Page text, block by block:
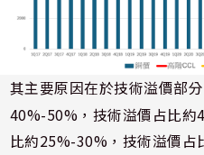
其主要原因在於技術溢價部
40%-50% ，技術溢價占比
比約25%-30% ，技術溢價